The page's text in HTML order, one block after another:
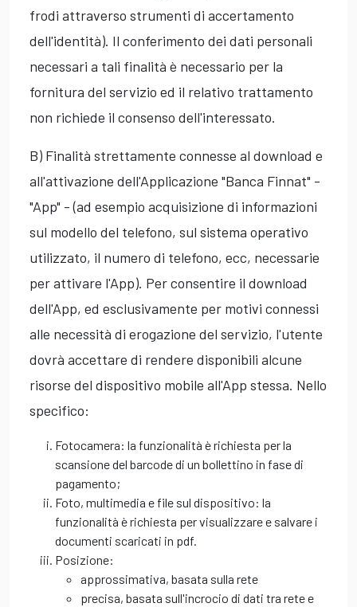
frodi attraverso strumenti di accertamento
dell'identità). Il conferimento dei dati personali
necessari a tali finalità è necessario per la
fornitura del servizio ed il relativo trattamento
non richiede il consenso dell'interessato.
B) Finalità strettamente connesse al download e
all'attivazione dell'Applicazione "Banca Finnat" -
"App" - (ad esempio acquisizione di informazioni
sul modello del telefono, sul sistema operativo
utilizzato, il numero di telefono, ecc, necessarie
per attivare l'App). Per consentire il download
dell'App, ed esclusivamente per motivi connessi
alle necessità di erogazione del servizio, l'utente
dovrà accettare di rendere disponibili alcune
risorse del dispositivo mobile all'App stessa. Nello
specifico:
Fotocamera: la funzionalità è richiesta per la
scansione del barcode di un bollettino in fase di
pagamento;
Foto, multimedia e file sul dispositivo: la
funzionalità è richiesta per visualizzare e salvare i
documenti scaricati in pdf.
Posizione:
approssimativa, basata sulla rete
precisa, basata sull'incrocio di dati tra rete e